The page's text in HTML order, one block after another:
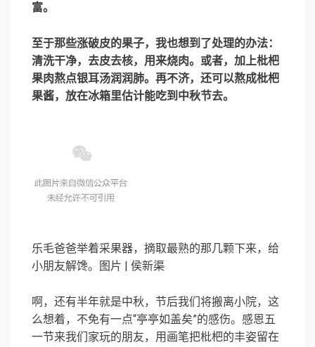
富。
至于那些涨破皮的果子，我也想到了处理的办法：
清洗干净，去皮去核，用来烧肉。或者，加上枇杷
果肉熬点银耳汤润润肺。再不济，还可以熬成枇杷
果酱，放在冰箱里估计能吃到中秋节去。
乐毛爸爸举着采果器，摘取最熟的那几颗下来，给
小朋友解馋。图片 | 侯新渠
啊，还有半年就是中秋，节后我们将搬离小院，这
么想着，不免有一点“亭亭如盖矣”的感伤。感恩五
一节来我们家玩的朋友，用画笔把枇杷的丰姿留在